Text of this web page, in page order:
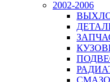
2002-2006